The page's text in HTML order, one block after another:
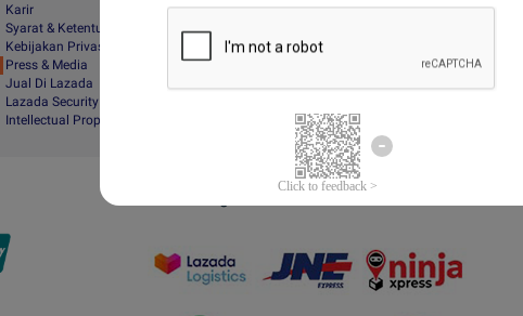
Karir
Syarat & Ketentuan
Kebijakan Privasi
Press & Media
Jual Di Lazada
Lazada Security
Intellectual Property Protection